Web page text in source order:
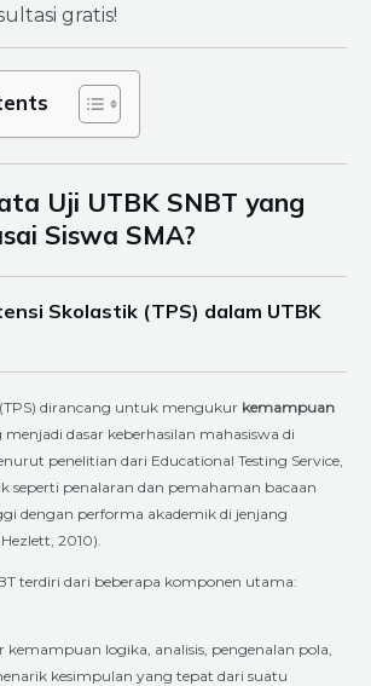
gratis!
Uji UTBK SNBT yang
Siswa SMA?
Skolastik (TPS) dalam UTBK
(TPS) dirancang untuk mengukur kemampuan
menjadi dasar keberhasilan mahasiswa di
penelitian dari Educational Testing Service,
seperti penalaran dan pemahaman bacaan
dengan performa akademik di jenjang
2010).
terdiri dari beberapa komponen utama:
logika, analisis, pengenalan pola,
kesimpulan yang tepat dari suatu